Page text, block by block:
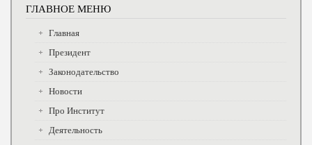
ГЛАВНОЕ МЕНЮ
Главная
Президент
Законодательство
Новости
Про Институт
Деятельность